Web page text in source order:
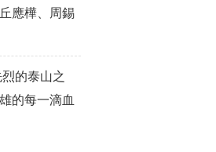
應樺、周錫
的泰山之
的每一滴血